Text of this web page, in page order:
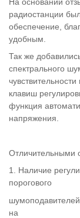
радиостанции
обеспечение,
удобным.
Так же
спектрального
клавиш
функция
напряжения.
Отличительными
1. Наличие
порогового
на